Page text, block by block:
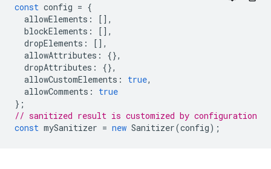
const config = {
allowElements :
[],
blockElements :
[],
dropElements :
[],
allowAttributes :
{},
dropAttributes :
{},
allowCustomElements : true,
allowComments :
true
};
// sanitized result is customized by configuration
const mySanitizer = new Sanitizer(config);